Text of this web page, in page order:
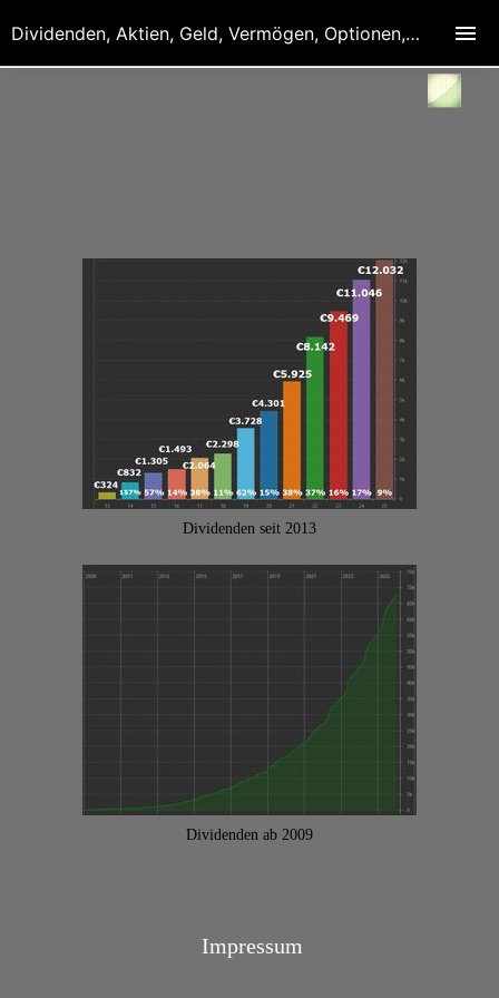
Dividenden seit 2013
Dividenden ab 2009
Impressum
Dividenden, Aktien, Geld, Vermögen, Optionen, Derivate